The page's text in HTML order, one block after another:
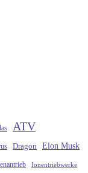
ATV
Dragon Elon Musk
Ionentriebwerke